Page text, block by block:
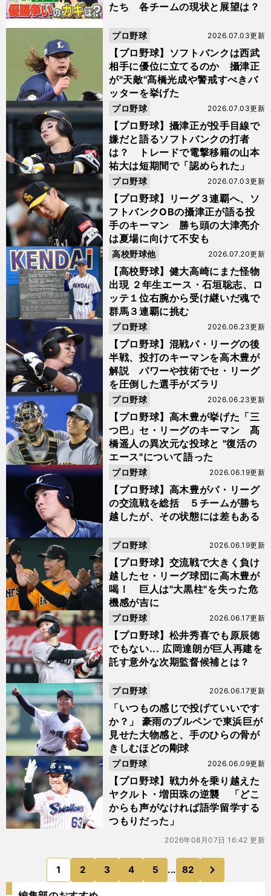
たち 各チームの現状と展望は？
【プロ野球】ソフトバンクは西武
相手に優位に立てるのか 攝津正
が"天敵"髙橋光成や警戒すべきバ
ッターを挙げた
2026.07.03更新
プロ野球
【プロ野球】攝津正が投手目線で
嫌だと語るソフトバンクの打者
は？ トレードで電撃移籍の山本
祐大は短期間で「認められた」
2026.07.03更新
プロ野球
【プロ野球】リーグ３連覇へ、ソ
フトバンクOBの攝津正が語る投
手のキーマン 勝ち頭の大津亮介
は夏場に向けて不安も
2026.07.03更新
プロ野球
【高校野球】健大高崎にまた怪物
出現 ２年生エース・石垣聡志、ロ
ッテ１位右腕から受け継いだ魂で
群馬３連覇に挑む
2026.07.20更新
高校野球他
【プロ野球】混戦パ・リーグの後
半戦、投打のキーマンを高木豊が
解説 パワーや技術でセ・リーグ
を圧倒した選手がズラリ
2026.06.23更新
プロ野球
【プロ野球】高木豊が挙げた「三
つ巴」セ・リーグのキーマン 髙
橋遥人の異次元な投球と "復活の
エース"について語った
2026.06.23更新
プロ野球
【プロ野球】高木豊がパ・リーグ
の交流戦を総括 ５チームが勝ち
越したが、その状態には差もある
2026.06.19更新
プロ野球
【プロ野球】交流戦で大きく負け
越したセ・リーグ球団に高木豊が
喝！ 巨人は"大黒柱"を失った危
機感が吉に
2026.06.19更新
プロ野球
【プロ野球】松井秀喜でも原辰徳
でもない... 広岡達朗が巨人再建を
託す意外な次期監督候補とは？
2026.06.17更新
プロ野球
「いつもの感じで投げていいです
か？」 豪雨のブルペンで東浜巨が
見せた大物感と、手のひらの骨が
きしむほどの剛球
2026.06.17更新
プロ野球
【プロ野球】戦力外を乗り越えた
ヤクルト・増田珠の逆襲 「どこ
からも声がなければ語学留学する
つもりだった」
2026.06.09更新
プロ野球
2026年08月07日 16:42 更新
1 2 3 4 5 ... 82